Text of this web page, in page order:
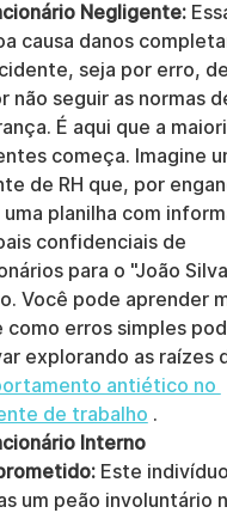
Negligente:
causa danos
seja por erro,
não seguir as normas
É aqui que a
começa. Imagine
de RH que, por
uma planilha com
confidenciais de
para o "João
Você pode aprender
como erros simples
explorando as raízes
antiético no
de trabalho .
Interno
Este
um peão involuntário